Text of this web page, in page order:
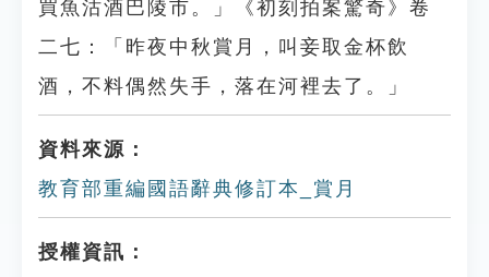
買魚沽酒巴陵市。」《初刻拍案驚奇》卷
二七：「昨夜中秋賞月，叫妾取金杯飲
酒，不料偶然失手，落在河裡去了。」
資料來源：
教育部重編國語辭典修訂本_賞月
授權資訊：